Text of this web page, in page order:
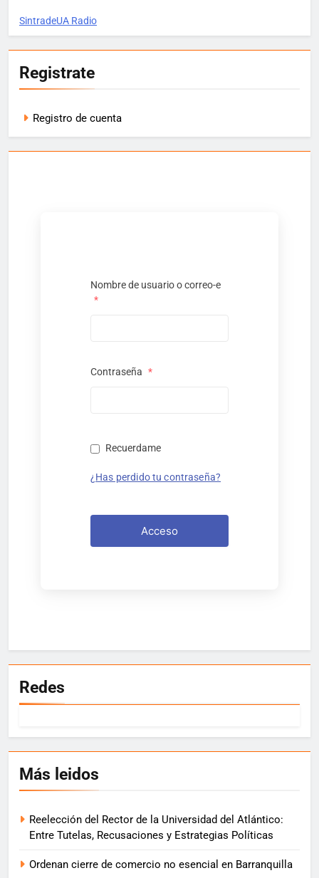
SintradeUA Radio
Registrate
Registro de cuenta
Nombre de usuario o correo-e
*
Contraseña *
Recuerdame
¿Has perdido tu contraseña?
Acceso
Redes
Más leidos
Reelección del Rector de la Universidad del Atlántico:
Entre Tutelas, Recusaciones y Estrategias Políticas
Ordenan cierre de comercio no esencial en Barranquilla